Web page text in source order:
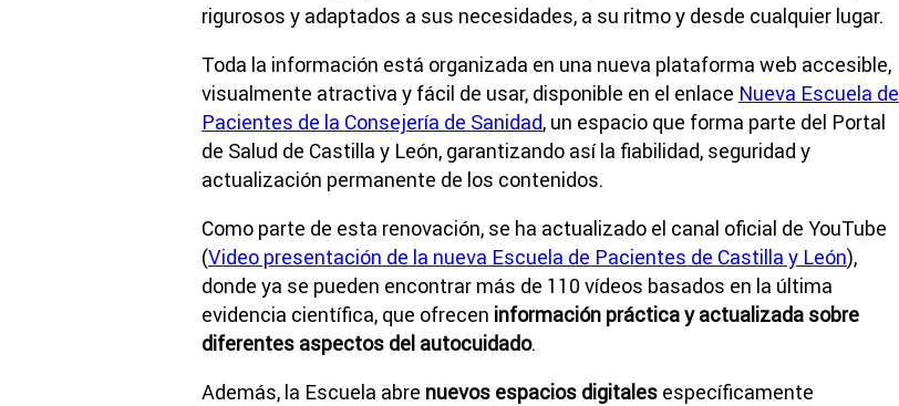
rigurosos y adaptados a sus necesidades, a su ritmo y desde cualquier lugar.
Toda la información está organizada en una nueva plataforma web accesible,
visualmente atractiva y fácil de usar, disponible en el enlace Nueva Escuela de
Pacientes de la Consejería de Sanidad, un espacio que forma parte del Portal
de Salud de Castilla y León, garantizando así la fiabilidad, seguridad y
actualización permanente de los contenidos.
Como parte de esta renovación, se ha actualizado el canal oficial de YouTube
(Video presentación de la nueva Escuela de Pacientes de Castilla y León),
donde ya se pueden encontrar más de 110 vídeos basados en la última
evidencia científica, que ofrecen información práctica y actualizada sobre
diferentes aspectos del autocuidado.
Además, la Escuela abre nuevos espacios digitales específicamente